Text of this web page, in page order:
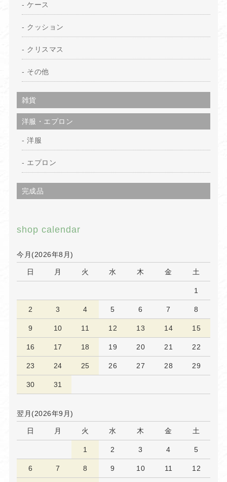
ケース
クッション
クリスマス
その他
雑貨
洋服・エプロン
洋服
エプロン
完成品
shop calendar
今月(2026年8月)
日 月 火 水 木 金 土
1
2 3 4 5 6 7 8
9 10 11 12 13 14 15
16 17 18 19 20 21 22
23 24 25 26 27 28 29
30 31
翌月(2026年9月)
日 月 火 水 木 金 土
1 2 3 4 5
6 7 8 9 10 11 12